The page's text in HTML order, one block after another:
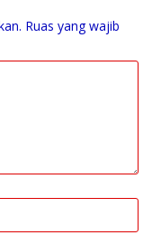
Ruas yang wajib